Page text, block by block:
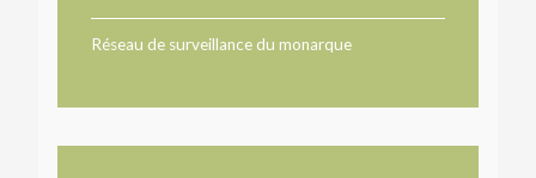
Réseau de surveillance du monarque